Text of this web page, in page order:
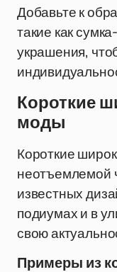
Добавьте к
такие как
украшения,
Короткие
моды
Короткие
неотъемлемой
известных
подиумах и в
свою
Примеры из